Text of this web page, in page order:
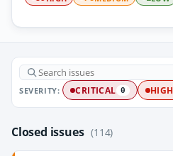
SEVERITY: CRITICAL 0 HIGH
Closed issues (114)